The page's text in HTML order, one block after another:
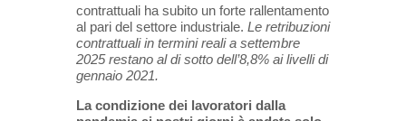
contrattuali ha subito un forte rallentamento
al pari del settore industriale. Le retribuzioni
contrattuali in termini reali a settembre
2025 restano al di sotto dell’8,8% ai livelli di
gennaio 2021.
La condizione dei lavoratori dalla